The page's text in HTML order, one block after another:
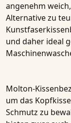
angenehm
Alternative zu
und daher ideal
Molton-
um das
Schmutz zu